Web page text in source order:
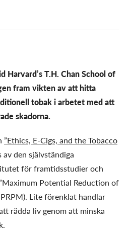
Harvard’s T.H. Chan School of
fram vikten av att hitta
tobak i arbetet med att
skadorna.
”Ethics, E-Cigs, and the Tobacco
av den självständiga
för framtidsstudier och
Potential Reduction of
Lite förenklat handlar
rädda liv genom att minska